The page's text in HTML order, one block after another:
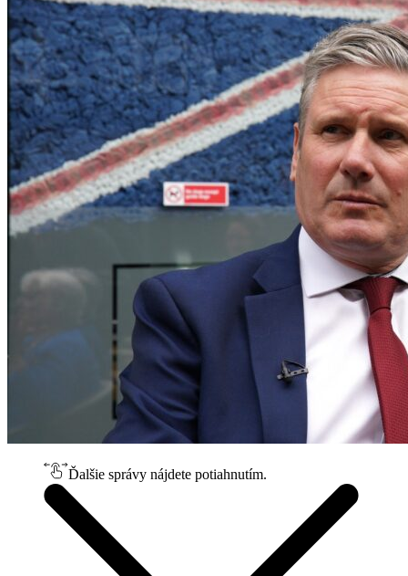
Ďalšie správy nájdete potiahnutím.